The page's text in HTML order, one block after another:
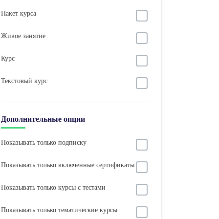
Пакет курса
Живое занятие
Курс
Текстовый курс
Дополнительные опции
Показывать только подписку
Показывать только включенные сертификаты
Показывать только курсы с тестами
Показывать только тематические курсы